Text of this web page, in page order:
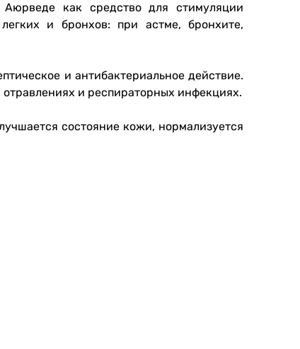
как средство для стимуляции
и бронхов: при астме, бронхите,
и антибактериальное действие.
и респираторных инфекциях.
состояние кожи, нормализуется